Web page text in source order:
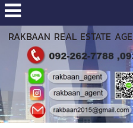
RAKBAAN REAL ESTATE